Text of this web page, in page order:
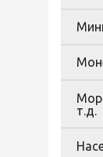
т.д.